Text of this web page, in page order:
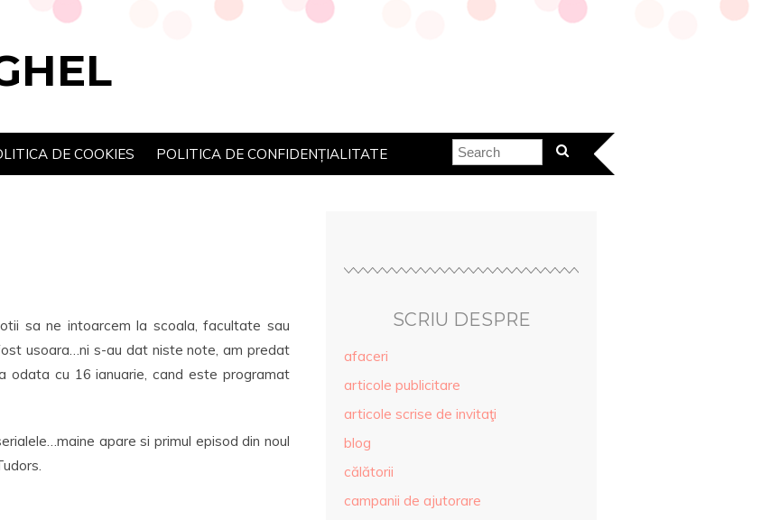
DE COOKIES POLITICA DE CONFIDENȚIALITATE
sa ne intoarcem la scoala, facultate sau
usoara…ni s-au dat niste note, am predat
cu 16 ianuarie, cand este programat
apare si primul episod din noul
SCRIU DESPRE
afaceri
articole publicitare
articole scrise de invitaţi
blog
călătorii
campanii de ajutorare